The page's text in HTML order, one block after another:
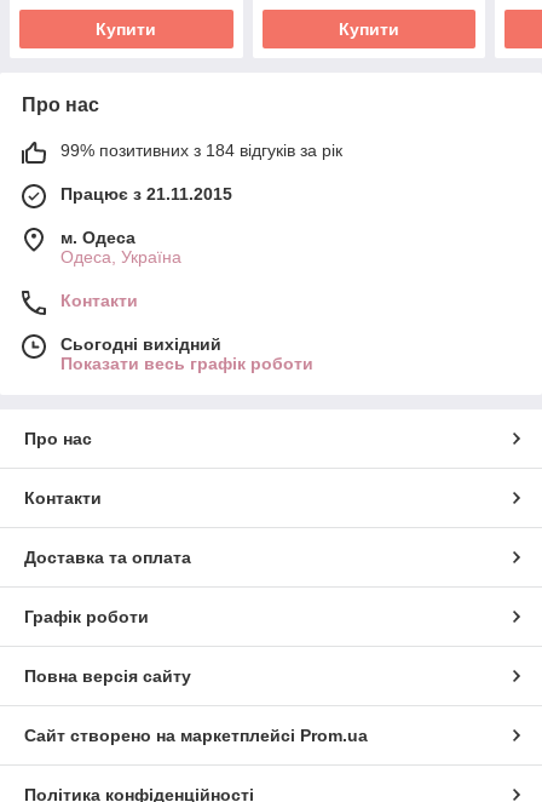
Купити Купити
Про нас
99% позитивних з 184 відгуків за рік
Працює з 21.11.2015
м. Одеса
Одеса, Україна
Контакти
Сьогодні вихідний
Показати весь графік роботи
Про нас
Контакти
Доставка та оплата
Графік роботи
Повна версія сайту
Сайт створено на маркетплейсі Prom.ua
Політика конфіденційності